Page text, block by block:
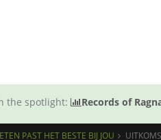
the spotlight: Records of
PAST HET BESTE BIJ JOU